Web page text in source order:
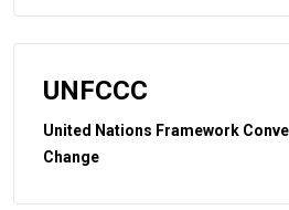
UNFCCC
United Nations Framework
Change